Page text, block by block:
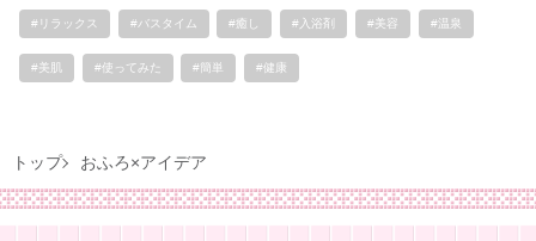
#リラックス #バスタイム #癒し #入浴剤 #美容 #温泉
#美肌 #使ってみた #簡単 #健康
トップ おふろ×アイデア